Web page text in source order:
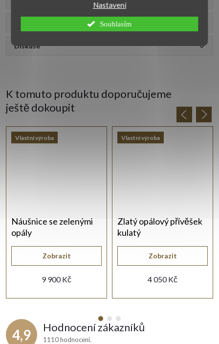
Nastavení
Souhlasím
Diskuse
K tomuto produktu doporučujeme
ještě dokoupit
Vlastní výroba
Náušnice se zelenými
opály
9 900 Kč
Zobrazit
Vlastní výroba
Zlatý opálový přívěšek
kulatý
4 050 Kč
Zobrazit
4,9 Hodnocení zákazníků
1110 hodnocení